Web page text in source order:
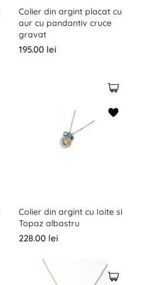
Colier din argint placat cu
aur cu pandantiv cruce
gravat
195.00 lei
Colier din argint cu Ioite si
Topaz albastru
228.00 lei